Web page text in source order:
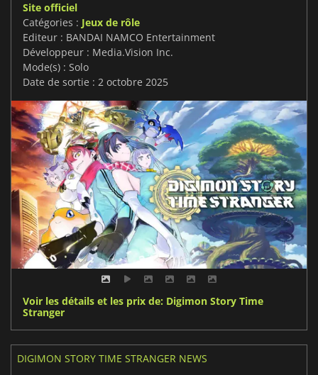
Site officiel
Catégories : Jeux de rôle
Editeur : BANDAI NAMCO Entertainment
Développeur : Media.Vision Inc.
Mode(s) : Solo
Date de sortie : 2 octobre 2025
Voir les détails et les prix de: Digimon Story Time
Stranger
DIGIMON STORY TIME STRANGER NEWS